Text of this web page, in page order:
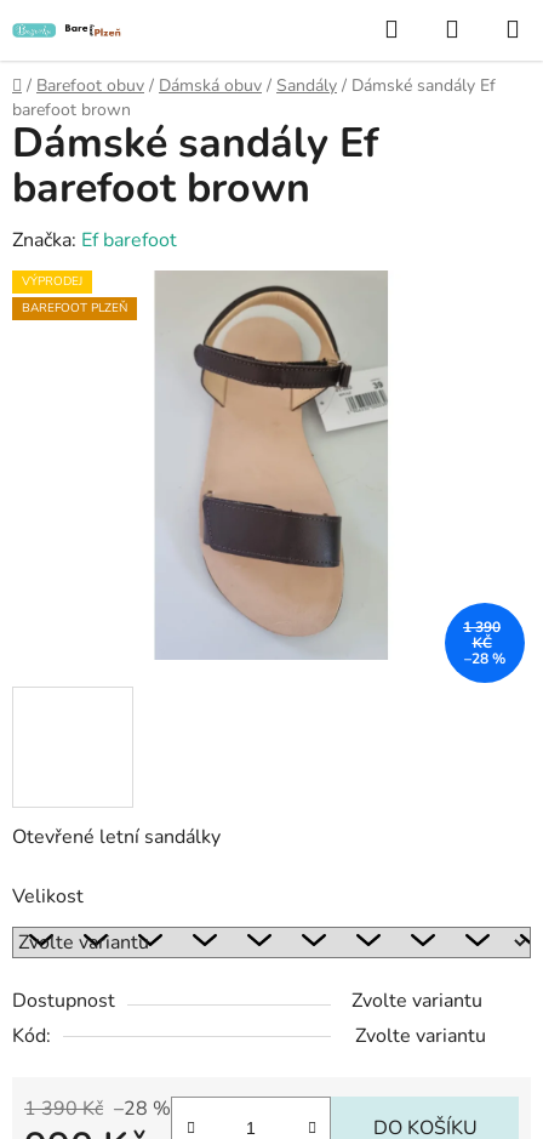
na
obsah
Hledat
KOŠÍK
Domů
/ Barefoot obuv / Dámská obuv / Sandály / Dámské sandály Ef
barefoot brown
Otevřené letní sandálky
Velikost
Dostupnost
Zvolte variantu
Kód:
Zvolte variantu
1 390 Kč –28 %
DO KOŠÍKU
Dámské sandály Ef
barefoot brown
Značka: Ef barefoot
VÝPRODEJ
BAREFOOT PLZEŇ
1 390
KČ
–28 %